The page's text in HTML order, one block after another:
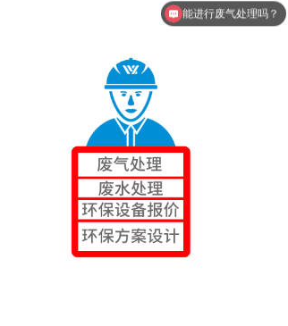
能进行废气处理吗？